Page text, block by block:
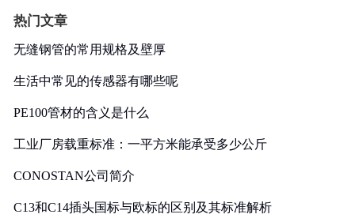
热门文章
无缝钢管的常用规格及壁厚
生活中常见的传感器有哪些呢
PE100管材的含义是什么
工业厂房载重标准：一平方米能承受多少公斤
CONOSTAN公司简介
C13和C14插头国标与欧标的区别及其标准解析